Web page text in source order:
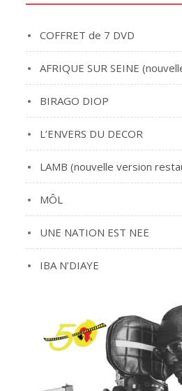
COFFRET de 7 DVD
AFRIQUE SUR SEINE
BIRAGO DIOP
L’ENVERS DU DECOR
LAMB (nouvelle version
MÔL
UNE NATION EST NEE
IBA N’DIAYE